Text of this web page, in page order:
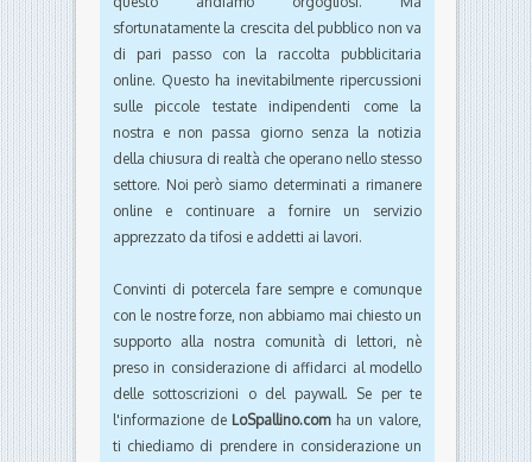
sfortunatamente la crescita del pubblico non va
di pari passo con la raccolta pubblicitaria
online. Questo ha inevitabilmente ripercussioni
sulle piccole testate indipendenti come la
nostra e non passa giorno senza la notizia
della chiusura di realtà che operano nello stesso
settore. Noi però siamo determinati a rimanere
online e continuare a fornire un servizio
apprezzato da tifosi e addetti ai lavori.
Convinti di potercela fare sempre e comunque
con le nostre forze, non abbiamo mai chiesto un
supporto alla nostra comunità di lettori, nè
preso in considerazione di affidarci al modello
delle sottoscrizioni o del paywall. Se per te
l'informazione de LoSpallino.comha un valore,
ti chiediamo di prendere in considerazione un